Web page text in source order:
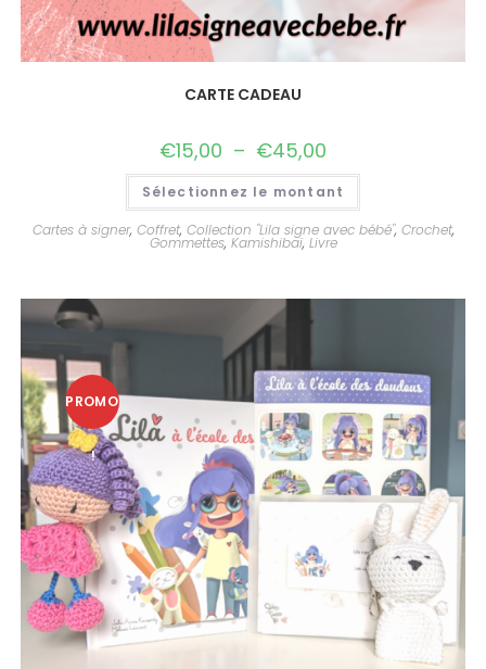
CARTE CADEAU
€15,00 – €45,00
Sélectionnez le montant
Cartes à signer, Coffret, Collection "Lila signe avec bébé", Crochet,
Gommettes, Kamishibaï, Livre
PROMO
!